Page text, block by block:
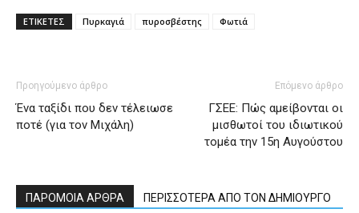
ΕΤΙΚΕΤΕΣ Πυρκαγιά πυροσβέστης Φωτιά
Προηγούμενο άρθρο
Ένα ταξίδι που δεν τέλειωσε
ποτέ (για τον Μιχάλη)
Επόμενο άρθρο
ΓΣΕΕ: Πώς αμείβονται οι
μισθωτοί του ιδιωτικού
τομέα την 15η Αυγούστου
ΠΑΡΟΜΟΙΑ ΑΡΘΡΑ ΠΕΡΙΣΣΟΤΕΡΑ ΑΠΟ ΤΟΝ ΔΗΜΙΟΥΡΓΟ